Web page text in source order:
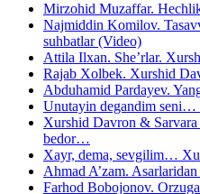
Mirzohid Muzaffar.
Najmiddin Komilov.
suhbatlar (Video)
Attila Ilxan. She’rlar.
Rajab Xolbek. Xurshid
Abduhamid Pardayev.
Unutayin degandim seni…
Xurshid Davron &
bedor…
Xayr, dema, sevgilim…
Ahmad A’zam.
Farhod Bobojonov.